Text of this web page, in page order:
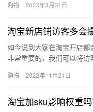
对于…
购物 2023年3月31日
淘宝新店铺访客多会
如今说到大家在淘宝开店
非常重要的，我们可以将
客？下面…
购物 2022年11月21日
淘宝加sku影响权重